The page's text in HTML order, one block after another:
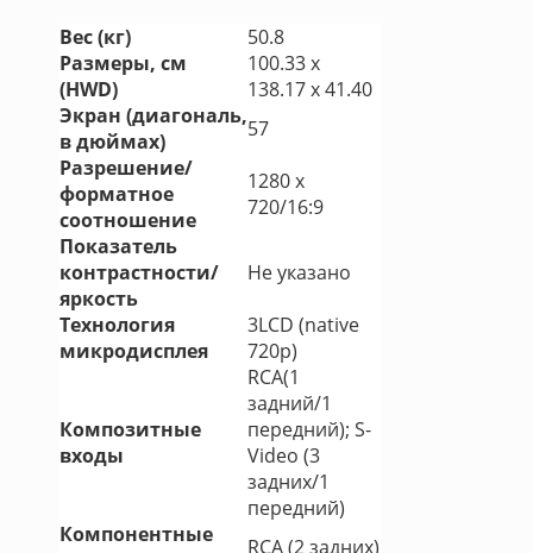
Вес (кг)
50.8
Размеры, см
(HWD)
100.33 х
138.17 х 41.40
Экран (диагональ,
в дюймах)
57
Разрешение/
форматное
соотношение
1280 х
720/16:9
Показатель
контрастности/
яркость
Не указано
Технология
микродисплея
3LCD (native
720p)
Композитные
входы
RCA(1
задний/1
передний); S-
Video (3
задних/1
передний)
Компонентные
RCA (2 задних)